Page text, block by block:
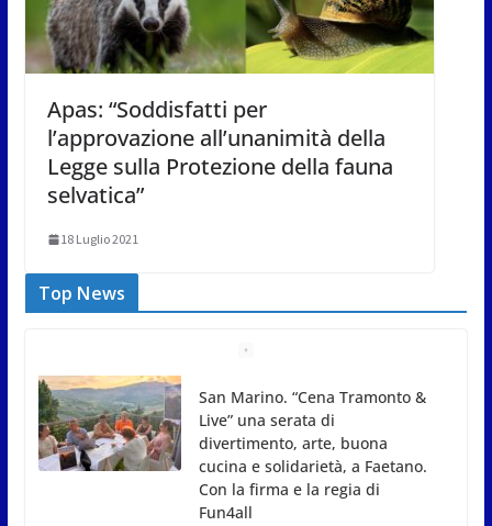
Apas: “Soddisfatti per
l’approvazione all’unanimità della
Legge sulla Protezione della fauna
selvatica”
18 Luglio 2021
Top News
Gli atleti della Federazione Judo
San Marino all’European Cup
Junior 2026 di Skopje
8 Agosto 2026